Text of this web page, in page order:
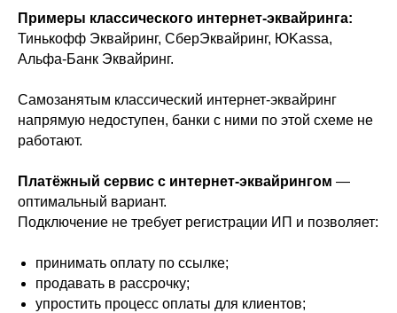
Примеры классического интернет-эквайринга:
Тинькофф Эквайринг, СберЭквайринг, ЮKassa,
Альфа-Банк Эквайринг.
Самозанятым классический интернет-эквайринг
напрямую недоступен, банки с ними по этой схеме не
работают.
Платёжный сервис с интернет-эквайрингом —
оптимальный вариант.
Подключение не требует регистрации ИП и позволяет:
принимать оплату по ссылке;
продавать в рассрочку;
упростить процесс оплаты для клиентов;